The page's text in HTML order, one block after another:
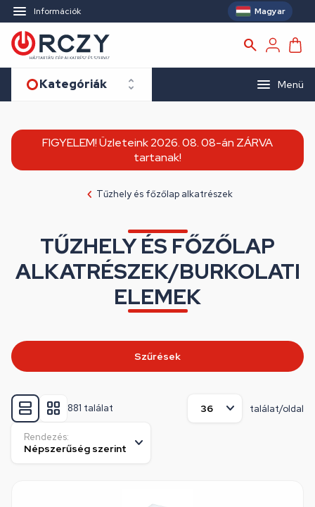
Információk Magyar
Kategóriák Menü
FIGYELEM! Üzleteink 2026. 08. 08-án ZÁRVA
tartanak!
Tűzhely és főzőlap alkatrészek
TŰZHELY ÉS FŐZŐLAP
ALKATRÉSZEK/BURKOLATI
ELEMEK
881 találat találat/oldal
Rendezés:
Szűrések